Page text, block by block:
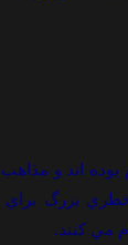
بوده اند و
بزرگ براي
مي کنند.